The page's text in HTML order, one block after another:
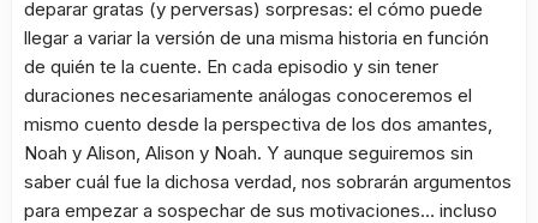
deparar gratas (y perversas) sorpresas: el cómo puede
llegar a variar la versión de una misma historia en función
de quién te la cuente. En cada episodio y sin tener
duraciones necesariamente análogas conoceremos el
mismo cuento desde la perspectiva de los dos amantes,
Noah y Alison, Alison y Noah. Y aunque seguiremos sin
saber cuál fue la dichosa verdad, nos sobrarán argumentos
para empezar a sospechar de sus motivaciones… incluso